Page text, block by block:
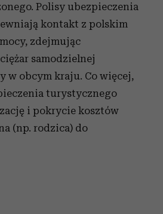
Polisy ubezpieczenia
kontakt z polskim
zdejmując
samodzielnej
w obcym kraju. Co więcej,
turystycznego
i pokrycie kosztów
(np. rodzica) do